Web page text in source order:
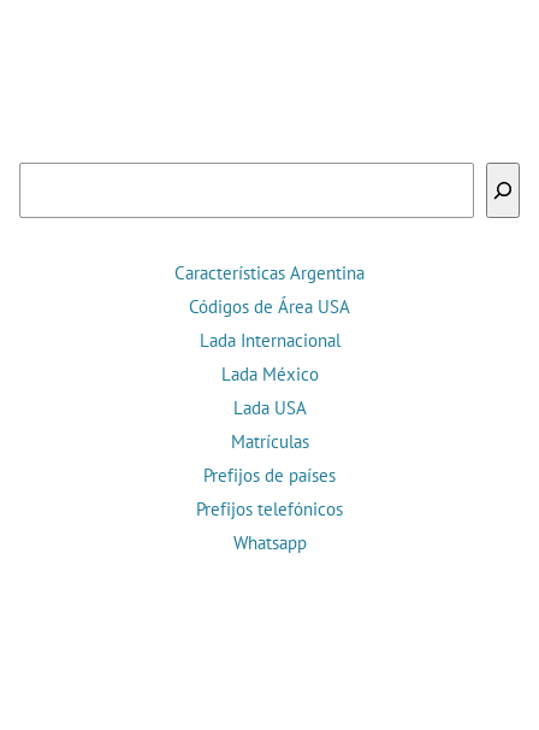
Características Argentina
Códigos de Área USA
Lada Internacional
Lada México
Lada USA
Matrículas
Prefijos de países
Prefijos telefónicos
Whatsapp